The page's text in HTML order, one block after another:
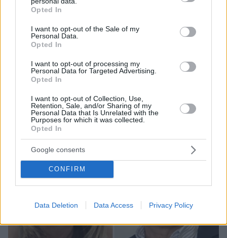
grant or deny consent to Google and its third-party tags to
use your data for below specified purposes in below Google
consent section.
Opted In
I want to opt-out of the Sale of my
Personal Data.
Opted In
I want to opt-out of processing my
Personal Data for Targeted Advertising.
Opted In
I want to opt-out of Collection, Use,
Retention, Sale, and/or Sharing of my
Personal Data that Is Unrelated with the
Purposes for which it was collected.
Opted In
Google consents
CONFIRM
Data Deletion Data Access Privacy Policy
Χόρχε Μέσι: Ο εργάτης από το Ροσάριο που πήρε
ιστορία του ποδοσφαίρου με μια υπογραφή σε...
χαρτοπετσέτα
08.08.2026, 21:43